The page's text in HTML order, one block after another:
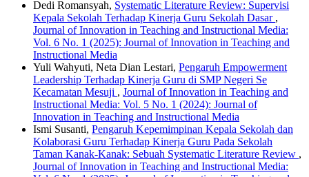
Dedi Romansyah, Systematic Literature Review: Supervisi
Kepala Sekolah Terhadap Kinerja Guru Sekolah Dasar ,
Journal of Innovation in Teaching and Instructional Media:
Vol. 6 No. 1 (2025): Journal of Innovation in Teaching and
Instructional Media
Yuli Wahyuti, Neta Dian Lestari, Pengaruh Empowerment
Leadership Terhadap Kinerja Guru di SMP Negeri Se
Kecamatan Mesuji , Journal of Innovation in Teaching and
Instructional Media: Vol. 5 No. 1 (2024): Journal of
Innovation in Teaching and Instructional Media
Ismi Susanti, Pengaruh Kepemimpinan Kepala Sekolah dan
Kolaborasi Guru Terhadap Kinerja Guru Pada Sekolah
Taman Kanak-Kanak: Sebuah Systematic Literature Review ,
Journal of Innovation in Teaching and Instructional Media: